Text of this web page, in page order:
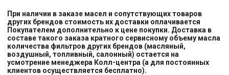
При наличии в заказе масел и сопутствующих товаров
других брендов стоимость их доставки оплачивается
Покупателем дополнительно к цене покупки. Доставка в
составе такого заказа кратного сервисному объему масла
количества фильтров других брендов (масляный,
воздушный, топливный, салонный) остается на
усмотрение менеджера Колл-центра (а для постоянных
клиентов осуществляется бесплатно).